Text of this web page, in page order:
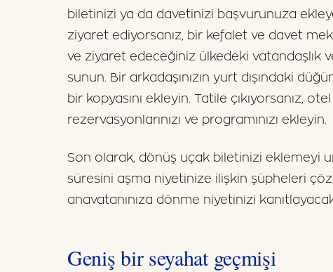
biletinizi ya da davetinizi başvurunuza
ziyaret ediyorsanız, bir kefalet ve davet
ve ziyaret edeceğiniz ülkedeki vatandaşlık
sunun. Bir arkadaşınızın yurt dışındaki
bir kopyasını ekleyin. Tatile çıkıyorsanız,
rezervasyonlarınızı ve programınızı ekleyin.
Son olarak, dönüş uçak biletinizi eklemeyi
süresini aşma niyetinize ilişkin şüpheleri
anavatanınıza dönme niyetinizi
Geniş bir seyahat geçmişi